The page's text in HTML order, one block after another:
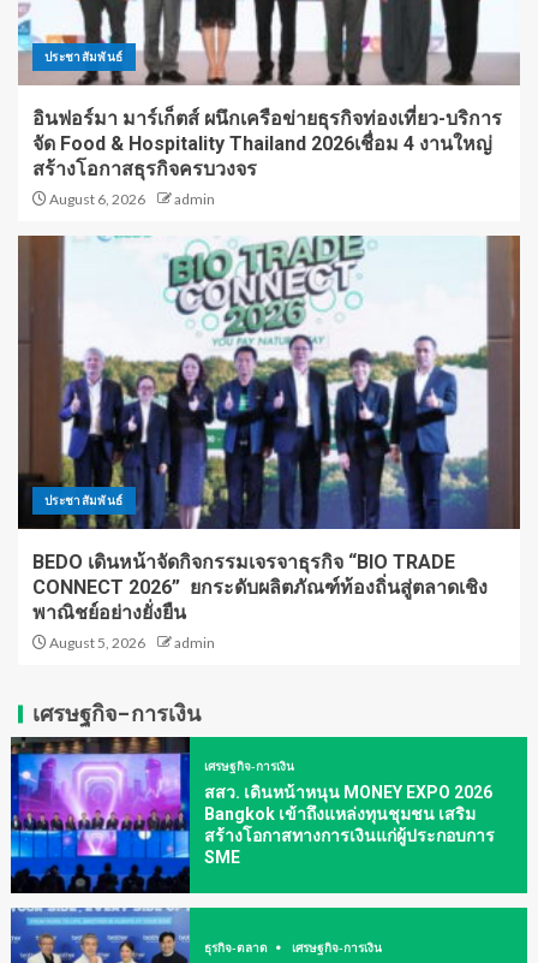
ประชาสัมพันธ์
อินฟอร์มา มาร์เก็ตส์ ผนึกเครือข่ายธุรกิจท่องเที่ยว-บริการ
จัด Food & Hospitality Thailand 2026เชื่อม 4 งานใหญ่
สร้างโอกาสธุรกิจครบวงจร
August 6, 2026 admin
ประชาสัมพันธ์
BEDO เดินหน้าจัดกิจกรรมเจรจาธุรกิจ “BIO TRADE
CONNECT 2026” ยกระดับผลิตภัณฑ์ท้องถิ่นสู่ตลาดเชิง
พาณิชย์อย่างยั่งยืน
August 5, 2026 admin
เศรษฐกิจ-การเงิน
เศรษฐกิจ-การเงิน
สสว. เดินหน้าหนุน MONEY EXPO 2026
Bangkok เข้าถึงแหล่งทุนชุมชน เสริม
สร้างโอกาสทางการเงินแก่ผู้ประกอบการ
SME
ธุรกิจ-ตลาด เศรษฐกิจ-การเงิน